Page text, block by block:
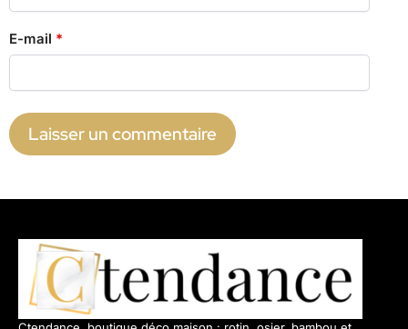
E-mail *